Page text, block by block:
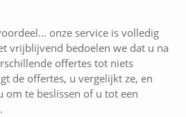
onze service is volledig
vrijblijvend bedoelen we dat u na
offertes tot niets
de offertes, u vergelijkt ze, en
om te beslissen of u tot een